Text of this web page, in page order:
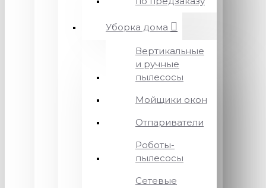
Уборка дома
Вертикальные
и ручные
пылесосы
Мойщики окон
Отпариватели
Роботы-
пылесосы
Сетевые